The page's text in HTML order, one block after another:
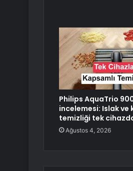
Philips AquaTrio
incelemesi: Islak ve
temizliği tek
Ağustos 4, 2026